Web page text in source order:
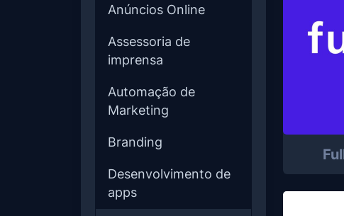
Anúncios Online
Assessoria de
imprensa
Automação de
Marketing
Branding
Desenvolvimento de
apps